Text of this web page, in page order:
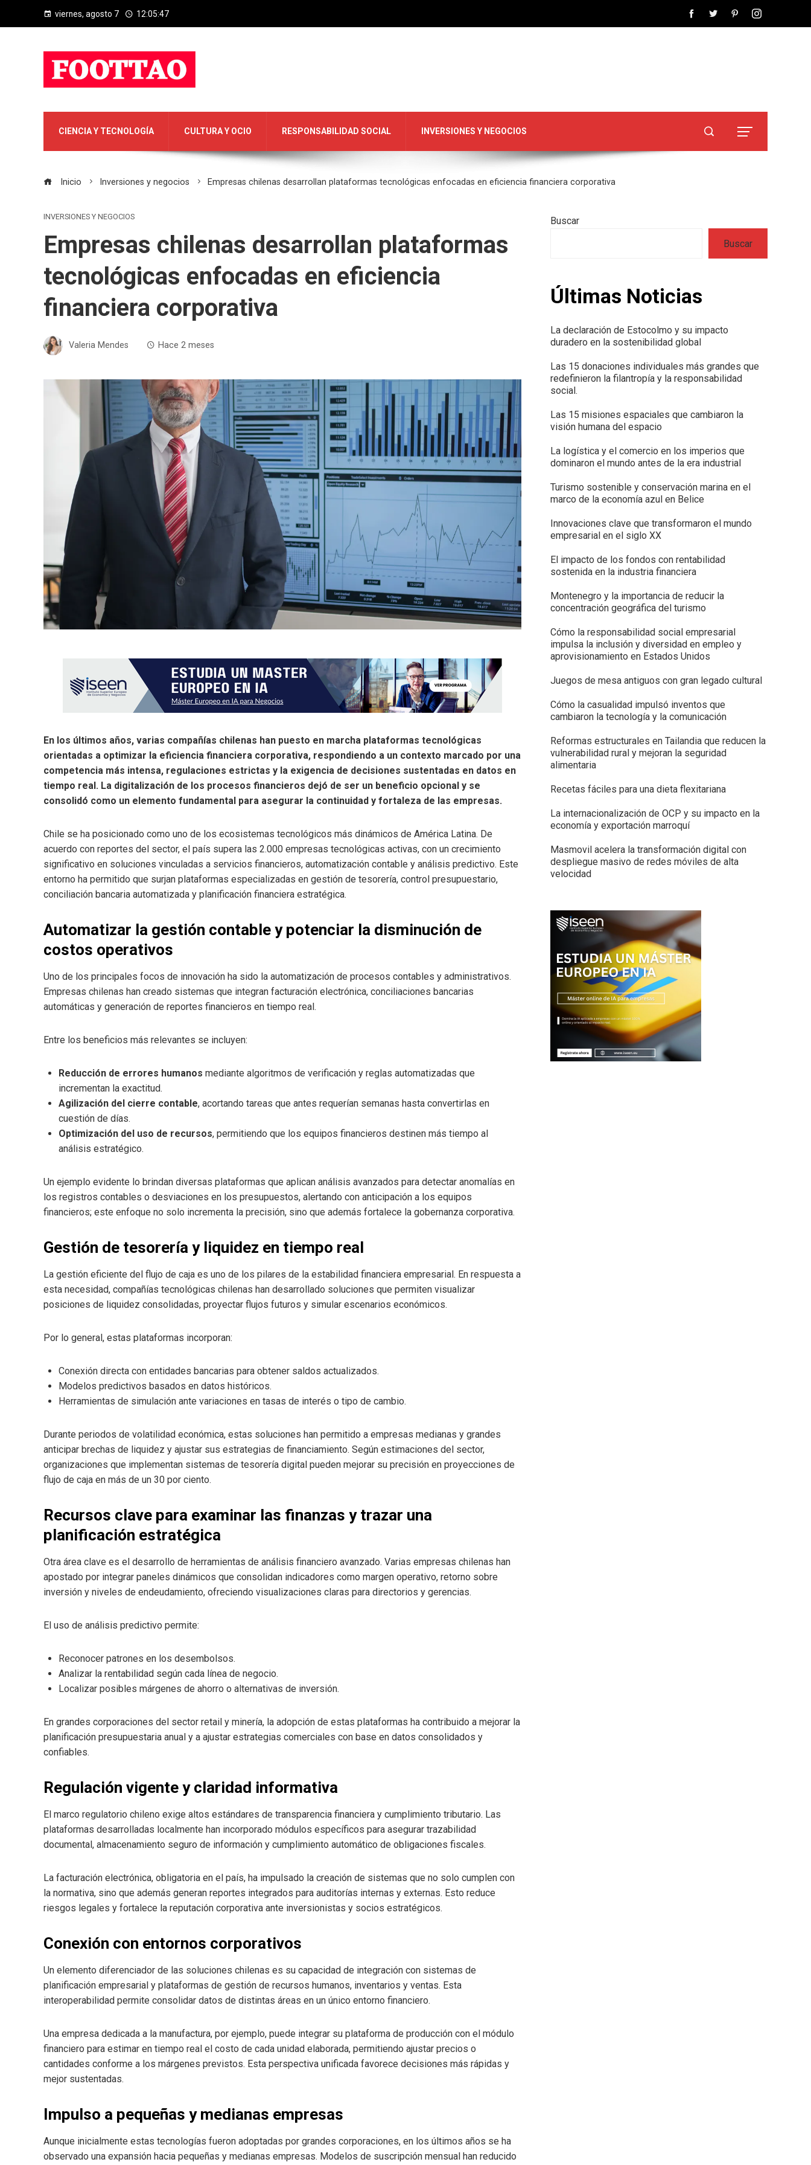
viernes, agosto 7 12:05:48
CIENCIA Y TECNOLOGÍA CULTURA Y OCIO RESPONSABILIDAD SOCIAL INVERSIONES Y NEGOCIOS
Inicio Inversiones y negocios Empresas chilenas desarrollan plataformas tecnológicas enfocadas en eficiencia financiera corporativa
INVERSIONES Y NEGOCIOS
Empresas chilenas desarrollan plataformas
tecnológicas enfocadas en eficiencia
financiera corporativa
Valeria Mendes Hace 2 meses
En los últimos años, varias compañías chilenas han puesto en marcha plataformas tecnológicas
orientadas a optimizar la eficiencia financiera corporativa, respondiendo a un contexto marcado por una
competencia más intensa, regulaciones estrictas y la exigencia de decisiones sustentadas en datos en
tiempo real. La digitalización de los procesos financieros dejó de ser un beneficio opcional y se
consolidó como un elemento fundamental para asegurar la continuidad y fortaleza de las empresas.
Chile se ha posicionado como uno de los ecosistemas tecnológicos más dinámicos de América Latina. De
acuerdo con reportes del sector, el país supera las 2.000 empresas tecnológicas activas, con un crecimiento
significativo en soluciones vinculadas a servicios financieros, automatización contable y análisis predictivo. Este
entorno ha permitido que surjan plataformas especializadas en gestión de tesorería, control presupuestario,
conciliación bancaria automatizada y planificación financiera estratégica.
Automatizar la gestión contable y potenciar la disminución de
costos operativos
Uno de los principales focos de innovación ha sido la automatización de procesos contables y administrativos.
Empresas chilenas han creado sistemas que integran facturación electrónica, conciliaciones bancarias
automáticas y generación de reportes financieros en tiempo real.
Entre los beneficios más relevantes se incluyen:
Reducción de errores humanos mediante algoritmos de verificación y reglas automatizadas que
incrementan la exactitud.
Agilización del cierre contable, acortando tareas que antes requerían semanas hasta convertirlas en
cuestión de días.
Optimización del uso de recursos, permitiendo que los equipos financieros destinen más tiempo al
análisis estratégico.
Un ejemplo evidente lo brindan diversas plataformas que aplican análisis avanzados para detectar anomalías en
los registros contables o desviaciones en los presupuestos, alertando con anticipación a los equipos
financieros; este enfoque no solo incrementa la precisión, sino que además fortalece la gobernanza corporativa.
Gestión de tesorería y liquidez en tiempo real
La gestión eficiente del flujo de caja es uno de los pilares de la estabilidad financiera empresarial. En respuesta a
esta necesidad, compañías tecnológicas chilenas han desarrollado soluciones que permiten visualizar
posiciones de liquidez consolidadas, proyectar flujos futuros y simular escenarios económicos.
Por lo general, estas plataformas incorporan:
Conexión directa con entidades bancarias para obtener saldos actualizados.
Modelos predictivos basados en datos históricos.
Herramientas de simulación ante variaciones en tasas de interés o tipo de cambio.
Durante periodos de volatilidad económica, estas soluciones han permitido a empresas medianas y grandes
anticipar brechas de liquidez y ajustar sus estrategias de financiamiento. Según estimaciones del sector,
organizaciones que implementan sistemas de tesorería digital pueden mejorar su precisión en proyecciones de
flujo de caja en más de un 30 por ciento.
Recursos clave para examinar las finanzas y trazar una
planificación estratégica
Otra área clave es el desarrollo de herramientas de análisis financiero avanzado. Varias empresas chilenas han
apostado por integrar paneles dinámicos que consolidan indicadores como margen operativo, retorno sobre
inversión y niveles de endeudamiento, ofreciendo visualizaciones claras para directorios y gerencias.
El uso de análisis predictivo permite:
Reconocer patrones en los desembolsos.
Analizar la rentabilidad según cada línea de negocio.
Localizar posibles márgenes de ahorro o alternativas de inversión.
En grandes corporaciones del sector retail y minería, la adopción de estas plataformas ha contribuido a mejorar la
planificación presupuestaria anual y a ajustar estrategias comerciales con base en datos consolidados y
confiables.
Regulación vigente y claridad informativa
El marco regulatorio chileno exige altos estándares de transparencia financiera y cumplimiento tributario. Las
plataformas desarrolladas localmente han incorporado módulos específicos para asegurar trazabilidad
documental, almacenamiento seguro de información y cumplimiento automático de obligaciones fiscales.
La facturación electrónica, obligatoria en el país, ha impulsado la creación de sistemas que no solo cumplen con
la normativa, sino que además generan reportes integrados para auditorías internas y externas. Esto reduce
riesgos legales y fortalece la reputación corporativa ante inversionistas y socios estratégicos.
Conexión con entornos corporativos
Un elemento diferenciador de las soluciones chilenas es su capacidad de integración con sistemas de
planificación empresarial y plataformas de gestión de recursos humanos, inventarios y ventas. Esta
interoperabilidad permite consolidar datos de distintas áreas en un único entorno financiero.
Una empresa dedicada a la manufactura, por ejemplo, puede integrar su plataforma de producción con el módulo
financiero para estimar en tiempo real el costo de cada unidad elaborada, permitiendo ajustar precios o
cantidades conforme a los márgenes previstos. Esta perspectiva unificada favorece decisiones más rápidas y
mejor sustentadas.
Impulso a pequeñas y medianas empresas
Aunque inicialmente estas tecnologías fueron adoptadas por grandes corporaciones, en los últimos años se ha
observado una expansión hacia pequeñas y medianas empresas. Modelos de suscripción mensual han reducido
Buscar
Buscar
Últimas Noticias
La declaración de Estocolmo y su impacto
duradero en la sostenibilidad global
Las 15 donaciones individuales más grandes que
redefinieron la filantropía y la responsabilidad
social.
Las 15 misiones espaciales que cambiaron la
visión humana del espacio
La logística y el comercio en los imperios que
dominaron el mundo antes de la era industrial
Turismo sostenible y conservación marina en el
marco de la economía azul en Belice
Innovaciones clave que transformaron el mundo
empresarial en el siglo XX
El impacto de los fondos con rentabilidad
sostenida en la industria financiera
Montenegro y la importancia de reducir la
concentración geográfica del turismo
Cómo la responsabilidad social empresarial
impulsa la inclusión y diversidad en empleo y
aprovisionamiento en Estados Unidos
Juegos de mesa antiguos con gran legado cultural
Cómo la casualidad impulsó inventos que
cambiaron la tecnología y la comunicación
Reformas estructurales en Tailandia que reducen la
vulnerabilidad rural y mejoran la seguridad
alimentaria
Recetas fáciles para una dieta flexitariana
La internacionalización de OCP y su impacto en la
economía y exportación marroquí
Masmovil acelera la transformación digital con
despliegue masivo de redes móviles de alta
velocidad